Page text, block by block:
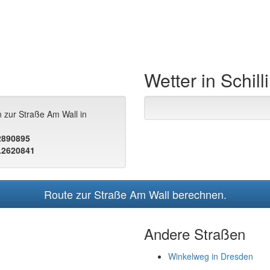
Straße Am Wall in
Wetter in
Route zur Straße Am Wall berechnen.
Andere Straßen
Winkelweg in Dresden